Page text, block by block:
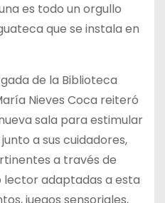
es todo un orgullo
que se instala en
de la Biblioteca
Nieves Coca reiteró
sala para estimular
a sus cuidadores,
a través de
adaptadas a esta